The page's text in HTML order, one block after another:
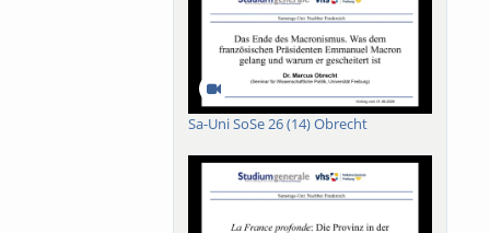
Sa-Uni SoSe 26 (14) Obrecht